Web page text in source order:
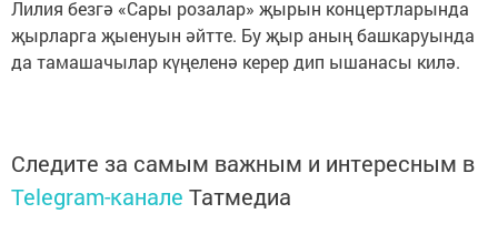
Лилия безгә «Сары розалар» җырын концертларында
җырларга җыенуын әйтте. Бу җыр аның башкаруында
да тамашачылар күңеленә керер дип ышанасы килә.
Следите за самым важным и интересным в
Telegram-канале Татмедиа